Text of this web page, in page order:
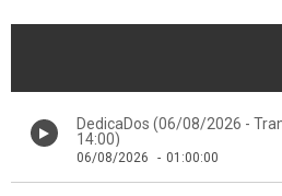
DedicaDos (06/08/2026 -
14:00)
06/08/2026 - 01:00:00